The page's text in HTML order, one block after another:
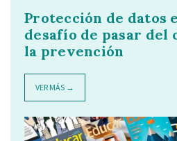
Protección de datos
desafío de pasar del
la prevención
VER MÁS →